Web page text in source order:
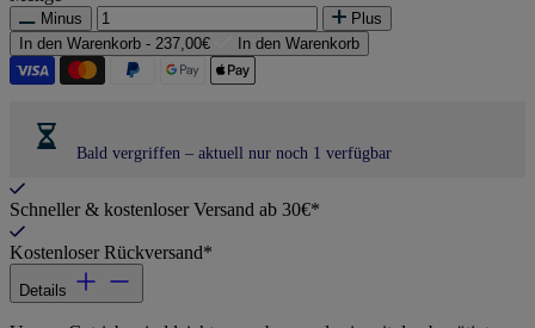
Minus
Plus
In den Warenkorb - 237,00€ In den Warenkorb
Bald vergriffen – aktuell nur noch 1 verfügbar
Schneller & kostenloser Versand ab 30€*
Kostenloser Rückversand*
Details